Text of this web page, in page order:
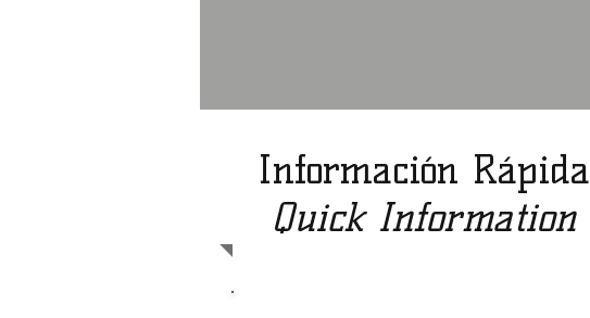
Información Rápida
Quick Information